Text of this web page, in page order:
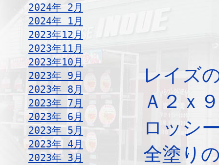
2024年 2月
2024年 1月
2023年12月
2023年11月
2023年10月
2023年 9月
2023年 8月
2023年 7月
2023年 6月
2023年 5月
2023年 4月
2023年 3月
レイズ
Ａ２ｘ
ロッシ
全塗り